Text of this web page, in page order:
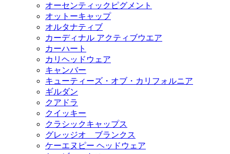
オーセンティックピグメント
オットーキャップ
オルタナティブ
カーディナル アクティブウエア
カーハート
カリヘッドウェア
キャンバー
キューティーズ・オブ・カリフォルニア
ギルダン
クアドラ
クイッキー
クラシックキャップス
グレッジオ ブランクス
ケーエヌピー ヘッドウェア